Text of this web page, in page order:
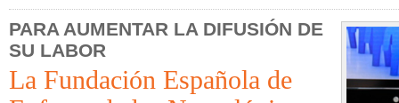
PARA AUMENTAR LA DIFUSIÓN DE
SU LABOR
La Fundación Española de